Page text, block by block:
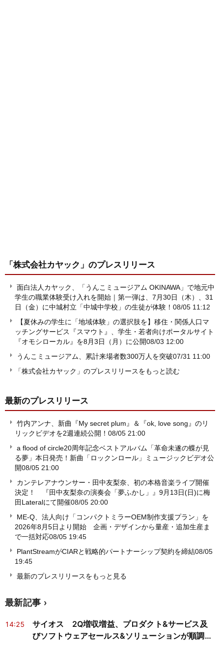
「株式会社カヤック」 のプレスリリース
面白法人カヤック、「うんこミュージアム OKINAWA」で地元中
学生の職業体験受け入れを開始｜第一弾は、7月30日（木）、31
日（金）に中城村立「中城中学校」の生徒が体験！ 08/05 11:12
【夏休みの学生に「地域体験」の選択肢を】移住・関係人口マ
ッチングサービス『スマウト』、学生・若者向けポータルサイト
『オモシローカル』を8月3日（月）に公開08/03 12:00
うんこミュージアム、累計来場者数300万人を突破07/31 11:00
「株式会社カヤック」のプレスリリースをもっと読む
最新のプレスリリース
竹内アンナ、新曲『My secret plum』＆『ok, love song』のリ
リックビデオを2週連続公開！ 08/05 21:00
a flood of circle20周年記念ベストアルバム「革命未遂の蝶が見
る夢」本日発売！新曲「ロックンロール」ミュージックビデオ公
開08/05 21:00
カンテレアナウンサー・田中友梨奈、初の本格音楽ライブ開催
決定！ 『田中友梨奈の演奏会「夢ふかし」』9月13日(日)に梅
田Lateralにて開催08/05 20:00
ME-Q、法人向け「コンパクトミラーOEM制作支援プラン」を
2026年8月5日より開始 企画・デザインから量産・追加生産ま
で一括対応08/05 19:45
PlantStreamがCIARと戦略的パートナーシップ契約を締結08/05
19:45
最新のプレスリリースをもっと見る
最新記事
14:25
サイオス 2Q増収増益、プロダクト&サービス及
びソフトウェアセールス&ソリューションが順調に